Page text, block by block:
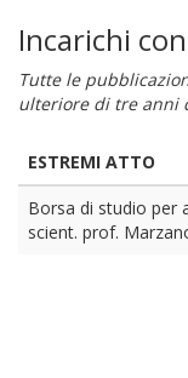
Incarichi
Tutte le
ulteriore di tre anni
ESTREMI ATTO
Borsa di studio per
scient. prof.